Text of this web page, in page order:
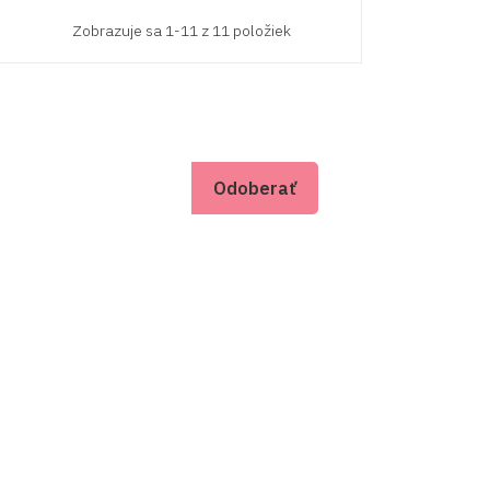
Zobrazuje sa 1-11 z 11 položiek